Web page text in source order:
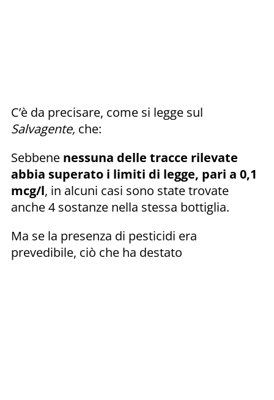
C’è da precisare, come si legge sul
Salvagente, che:
Sebbene nessuna delle tracce rilevate
abbia superato i limiti di legge, pari a 0,1
mcg/l, in alcuni casi sono state trovate
anche 4 sostanze nella stessa bottiglia.
Ma se la presenza di pesticidi era
prevedibile, ciò che ha destato